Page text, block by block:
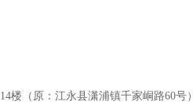
楼（原：江永县潇浦镇千家峒路60号）